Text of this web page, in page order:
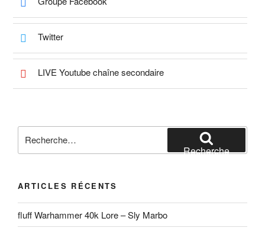
Twitter
LIVE Youtube chaîne secondaire
pour
Recherche
ARTICLES RÉCENTS
fluff Warhammer 40k Lore – Sly Marbo